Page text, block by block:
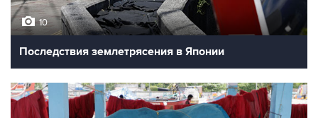
10
Последствия землетрясения в Японии